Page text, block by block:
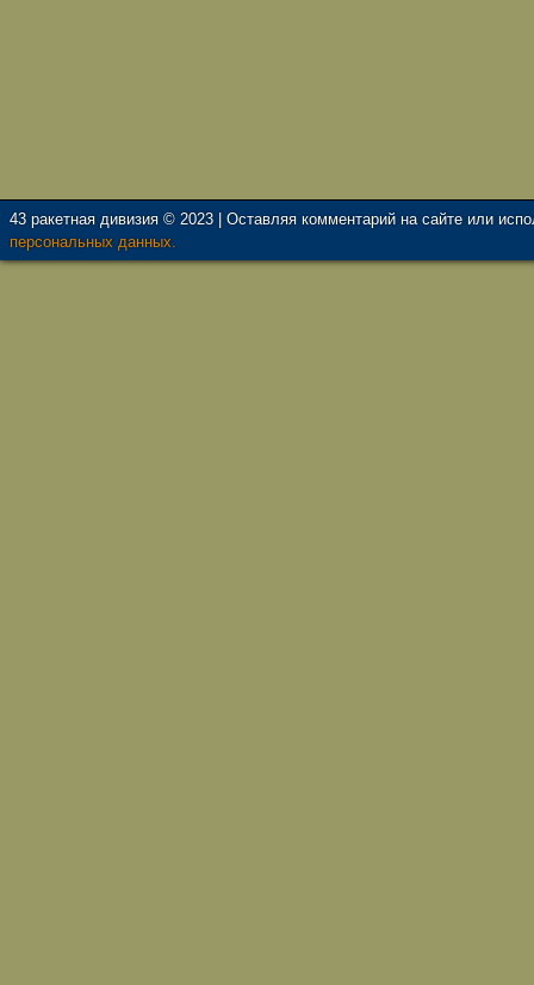
43 ракетная дивизия © 2023 | Оставляя комментарий на сайте или
персональных данных.